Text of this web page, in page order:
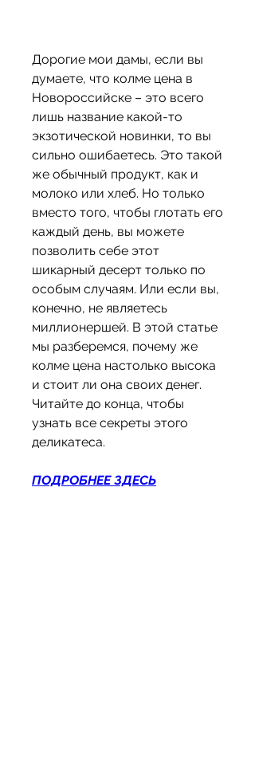
Дорогие мои дамы, если вы
думаете, что колме цена в
Новороссийске – это всего
лишь название какой-то
экзотической новинки, то вы
сильно ошибаетесь. Это такой
же обычный продукт, как и
молоко или хлеб. Но только
вместо того, чтобы глотать его
каждый день, вы можете
позволить себе этот
шикарный десерт только по
особым случаям. Или если вы,
конечно, не являетесь
миллионершей. В этой статье
мы разберемся, почему же
колме цена настолько высока
и стоит ли она своих денег.
Читайте до конца, чтобы
узнать все секреты этого
деликатеса.
ПОДРОБНЕЕ ЗДЕСЬ